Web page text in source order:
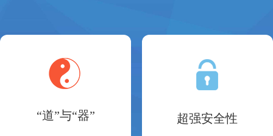
“道”与“器” 超强安全性